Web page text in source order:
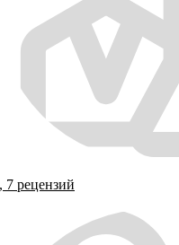
7 рецензий